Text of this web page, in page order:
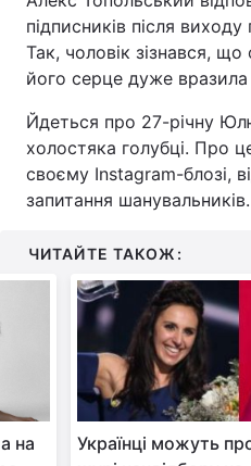
Алекс Топольський
підписників після
Так, чоловік зізнався,
його серце дуже
Йдеться про 27-річну
холостяка голубці. Про
своєму Instagram-блозі,
запитання шанувальників.
ЧИТАЙТЕ ТАКОЖ:
на
Українці можуть